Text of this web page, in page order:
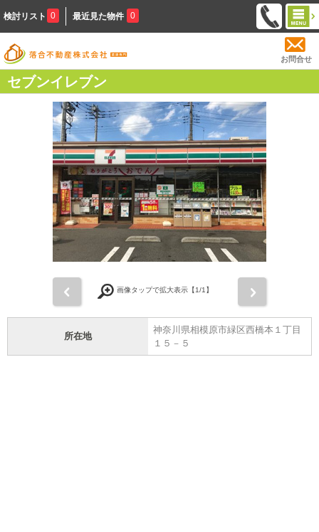
検討リスト 0 最近見た物件 0
お問合せ
セブンイレブン
画像タップで拡大表示【1/1】
所在地
神奈川県相模原市緑区西橋本１丁目
１５－５